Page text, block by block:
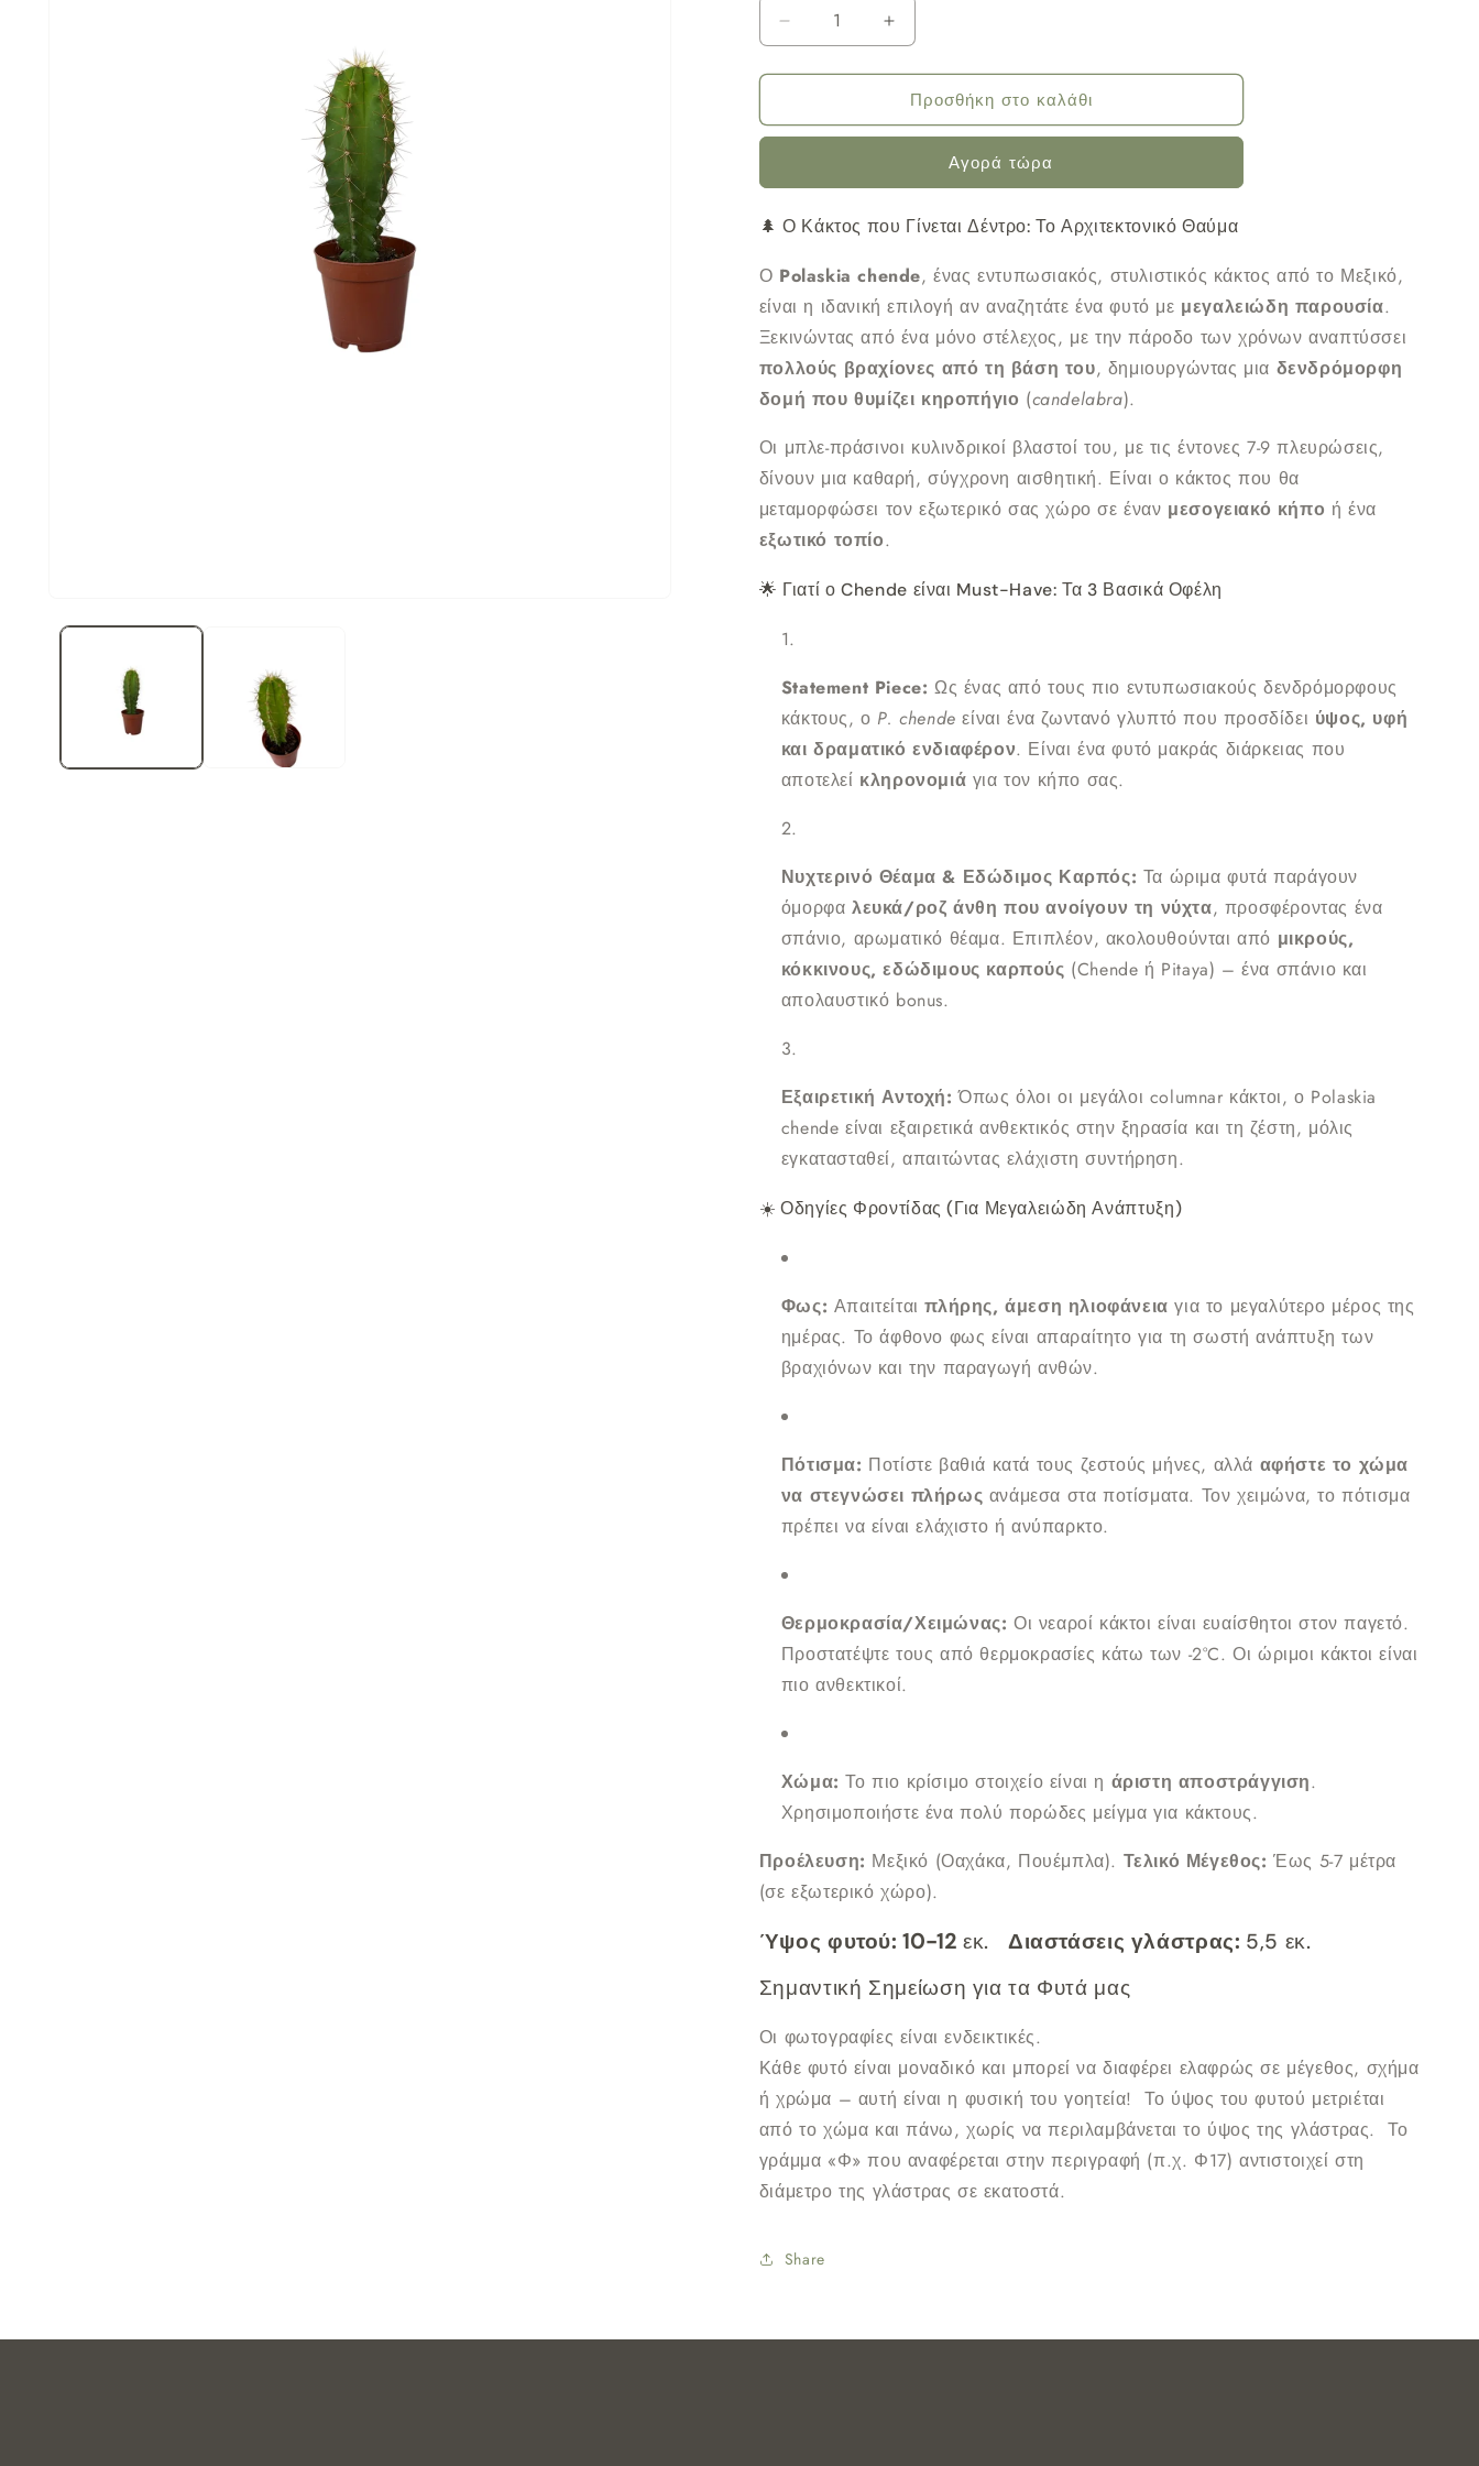
Μείωση
Κάκτος
Αύξηση
για
Κάκτος
Προσθήκη στο καλάθι
Αγορά τώρα
🌲 Ο Κάκτος που Γίνεται Δέντρο: Το Αρχιτεκτονικό Θαύμα
Ο Polaskia chende, ένας εντυπωσιακός, στυλιστικός κάκτος από το Μεξικό,
είναι η ιδανική επιλογή αν αναζητάτε ένα φυτό με μεγαλειώδη παρουσία.
Ξεκινώντας από ένα μόνο στέλεχος, με την πάροδο των χρόνων αναπτύσσει
πολλούς βραχίονες από τη βάση του, δημιουργώντας μια δενδρόμορφη
δομή που θυμίζει κηροπήγιο (candelabra).
Οι μπλε-πράσινοι κυλινδρικοί βλαστοί του, με τις έντονες 7-9 πλευρώσεις,
δίνουν μια καθαρή, σύγχρονη αισθητική. Είναι ο κάκτος που θα
μεταμορφώσει τον εξωτερικό σας χώρο σε έναν μεσογειακό κήπο ή ένα
εξωτικό τοπίο.
🌟 Γιατί ο Chende είναι Must-Have: Τα 3 Βασικά Οφέλη
Statement Piece: Ως ένας από τους πιο εντυπωσιακούς δενδρόμορφους
κάκτους, ο P. chende είναι ένα ζωντανό γλυπτό που προσδίδει ύψος, υφή
και δραματικό ενδιαφέρον. Είναι ένα φυτό μακράς διάρκειας που
αποτελεί κληρονομιά για τον κήπο σας.
Νυχτερινό Θέαμα & Εδώδιμος Καρπός: Τα ώριμα φυτά παράγουν
όμορφα λευκά/ροζ άνθη που ανοίγουν τη νύχτα, προσφέροντας ένα
σπάνιο, αρωματικό θέαμα. Επιπλέον, ακολουθούνται από μικρούς,
κόκκινους, εδώδιμους καρπούς (Chende ή Pitaya) – ένα σπάνιο και
απολαυστικό bonus.
Εξαιρετική Αντοχή: Όπως όλοι οι μεγάλοι columnar κάκτοι, ο Polaskia
chende είναι εξαιρετικά ανθεκτικός στην ξηρασία και τη ζέστη, μόλις
εγκατασταθεί, απαιτώντας ελάχιστη συντήρηση.
☀️ Οδηγίες Φροντίδας (Για Μεγαλειώδη Ανάπτυξη)
Φως: Απαιτείταιπλήρης, άμεση ηλιοφάνεια για το μεγαλύτερο μέρος της
ημέρας. Το άφθονο φως είναι απαραίτητο για τη σωστή ανάπτυξη των
βραχιόνων και την παραγωγή ανθών.
Πότισμα: Ποτίστε βαθιά κατά τους ζεστούς μήνες, αλλά αφήστε το χώμα
να στεγνώσει πλήρως ανάμεσα στα ποτίσματα. Τον χειμώνα, το πότισμα
πρέπει να είναι ελάχιστο ή ανύπαρκτο.
Θερμοκρασία/Χειμώνας: Οι νεαροί κάκτοι είναι ευαίσθητοι στον παγετό.
Προστατέψτε τους από θερμοκρασίες κάτω των -2°C. Οι ώριμοι κάκτοι είναι
πιο ανθεκτικοί.
Χώμα: Το πιο κρίσιμο στοιχείο είναι η άριστη αποστράγγιση.
Χρησιμοποιήστε ένα πολύ πορώδες μείγμα για κάκτους.
Προέλευση: Μεξικό (Οαχάκα, Πουέμπλα). Τελικό Μέγεθος: Έως 5-7 μέτρα
(σε εξωτερικό χώρο).
Ύψος φυτού: 10-12 εκ. Διαστάσεις γλάστρας: 5,5 εκ.
Σημαντική Σημείωση για τα Φυτά μας
Οι φωτογραφίες είναι ενδεικτικές.
Κάθε φυτό είναι μοναδικό και μπορεί να διαφέρει ελαφρώς σε μέγεθος, σχήμα
ή χρώμα – αυτή είναι η φυσική του γοητεία!Το ύψος του φυτού μετριέται
από το χώμα και πάνω, χωρίς να περιλαμβάνεται το ύψος της γλάστρας.Το
γράμμα «Φ» που αναφέρεται στην περιγραφή (π.χ. Φ17) αντιστοιχεί στη
διάμετρο της γλάστρας σε εκατοστά.
Share